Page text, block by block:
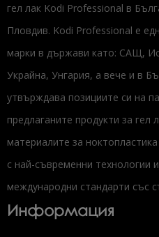
гел лак Kodi Professional в
Пловдив. Kodi Professional е
марки в държави като: САЩ,
Украйна, Унгария, а вече и в
утвърждава позициите си на
предлаганите продукти за гел
материалите за
с най-съвременни технологии
международни стандарти със
Информация